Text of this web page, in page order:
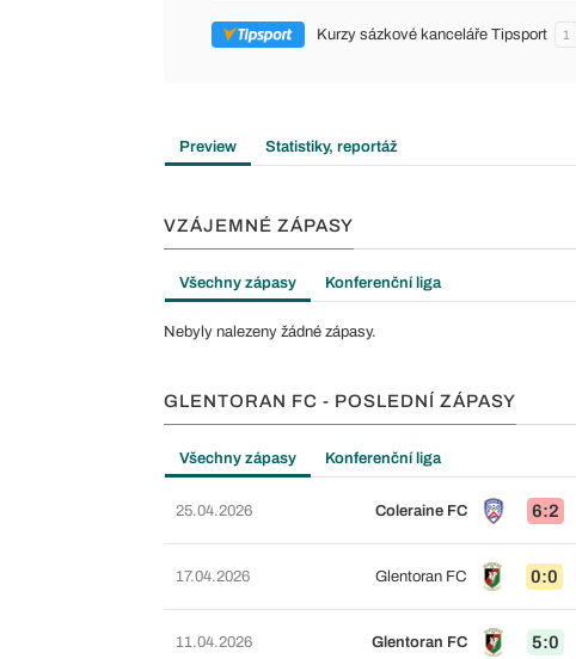
Kurzy sázkové kanceláře Tipsport 1
Preview Statistiky, reportáž
VZÁJEMNÉ ZÁPASY
Všechny zápasy Konferenční liga
Nebyly nalezeny žádné zápasy.
GLENTORAN FC - POSLEDNÍ ZÁPASY
Všechny zápasy Konferenční liga
25.04.2026 Coleraine FC 6:2
17.04.2026 Glentoran FC 0:0
11.04.2026 Glentoran FC 5:0